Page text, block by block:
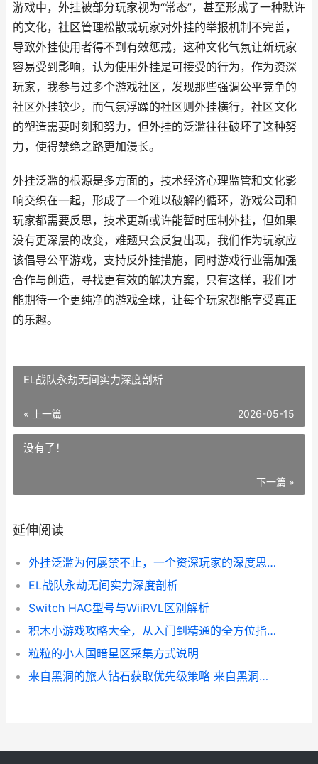
游戏中，外挂被部分玩家视为“常态”，甚至形成了一种默许
的文化，社区管理松散或玩家对外挂的举报机制不完善，
导致外挂使用者得不到有效惩戒，这种文化气氛让新玩家
容易受到影响，认为使用外挂是可接受的行为，作为资深
玩家，我参与过多个游戏社区，发现那些强调公平竞争的
社区外挂较少，而气氛浮躁的社区则外挂横行，社区文化
的塑造需要时刻和努力，但外挂的泛滥往往破坏了这种努
力，使得禁绝之路更加漫长。
外挂泛滥的根源是多方面的，技术经济心理监管和文化影
响交织在一起，形成了一个难以破解的循环，游戏公司和
玩家都需要反思，技术更新或许能暂时压制外挂，但如果
没有更深层的改变，难题只会反复出现，我们作为玩家应
该倡导公平游戏，支持反外挂措施，同时游戏行业需加强
合作与创造，寻找更有效的解决方案，只有这样，我们才
能期待一个更纯净的游戏全球，让每个玩家都能享受真正
的乐趣。
EL战队永劫无间实力深度剖析
« 上一篇 2026-05-15
没有了！
下一篇 »
延伸阅读
外挂泛滥为何屡禁不止，一个资深玩家的深度思索
EL战队永劫无间实力深度剖析
Switch HAC型号与WiiRVL区别解析
积木小游戏攻略大全，从入门到精通的全方位指南
粒粒的小人国暗星区采集方式说明
来自黑洞的旅人钻石获取优先级策略 来自黑洞的旅人阵容